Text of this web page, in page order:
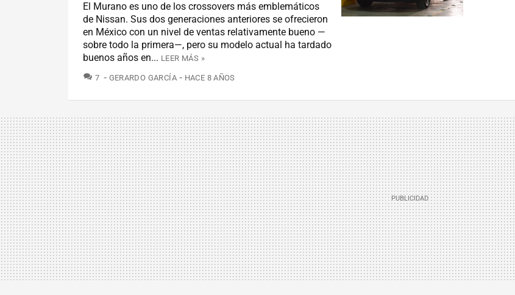
El Murano es uno de los crossovers más emblemáticos
de Nissan. Sus dos generaciones anteriores se ofrecieron
en México con un nivel de ventas relativamente bueno —
sobre todo la primera—, pero su modelo actual ha tardado
buenos años en... LEER MÁS »
7 COMENTARIOS
GERARDO GARCÍA HACE 8 AÑOS